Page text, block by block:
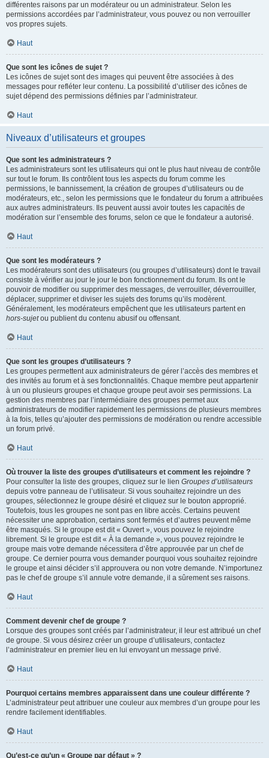
différentes raisons par un modérateur ou un administrateur. Selon les
permissions accordées par l’administrateur, vous pouvez ou non verrouiller
vos propres sujets.
Haut
Que sont les icônes de sujet ?
Les icônes de sujet sont des images qui peuvent être associées à des
messages pour refléter leur contenu. La possibilité d’utiliser des icônes de
sujet dépend des permissions définies par l’administrateur.
Haut
Niveaux d’utilisateurs et groupes
Que sont les administrateurs ?
Les administrateurs sont les utilisateurs qui ont le plus haut niveau de contrôle
sur tout le forum. Ils contrôlent tous les aspects du forum comme les
permissions, le bannissement, la création de groupes d’utilisateurs ou de
modérateurs, etc., selon les permissions que le fondateur du forum a attribuées
aux autres administrateurs. Ils peuvent aussi avoir toutes les capacités de
modération sur l’ensemble des forums, selon ce que le fondateur a autorisé.
Haut
Que sont les modérateurs ?
Les modérateurs sont des utilisateurs (ou groupes d’utilisateurs) dont le travail
consiste à vérifier au jour le jour le bon fonctionnement du forum. Ils ont le
pouvoir de modifier ou supprimer des messages, de verrouiller, déverrouiller,
déplacer, supprimer et diviser les sujets des forums qu’ils modèrent.
Généralement, les modérateurs empêchent que les utilisateurs partent en
hors-sujetou publient du contenu abusif ou offensant.
Haut
Que sont les groupes d’utilisateurs ?
Les groupes permettent aux administrateurs de gérer l’accès des membres et
des invités au forum et à ses fonctionnalités. Chaque membre peut appartenir
à un ou plusieurs groupes et chaque groupe peut avoir ses permissions. La
gestion des membres par l’intermédiaire des groupes permet aux
administrateurs de modifier rapidement les permissions de plusieurs membres
à la fois, telles qu’ajouter des permissions de modération ou rendre accessible
un forum privé.
Haut
Où trouver la liste des groupes d’utilisateurs et comment les rejoindre ?
Pour consulter la liste des groupes, cliquez sur le lien Groupes d’utilisateurs
depuis votre panneau de l’utilisateur. Si vous souhaitez rejoindre un des
groupes, sélectionnez le groupe désiré et cliquez sur le bouton approprié.
Toutefois, tous les groupes ne sont pas en libre accès. Certains peuvent
nécessiter une approbation, certains sont fermés et d’autres peuvent même
être masqués. Si le groupe est dit « Ouvert », vous pouvez le rejoindre
librement. Si le groupe est dit « À la demande », vous pouvez rejoindre le
groupe mais votre demande nécessitera d’être approuvée par un chef de
groupe. Ce dernier pourra vous demander pourquoi vous souhaitez rejoindre
le groupe et ainsi décider s’il approuvera ou non votre demande. N’importunez
pas le chef de groupe s’il annule votre demande, il a sûrement ses raisons.
Haut
Comment devenir chef de groupe ?
Lorsque des groupes sont créés par l’administrateur, il leur est attribué un chef
de groupe. Si vous désirez créer un groupe d’utilisateurs, contactez
l’administrateur en premier lieu en lui envoyant un message privé.
Haut
Pourquoi certains membres apparaissent dans une couleur différente ?
L’administrateur peut attribuer une couleur aux membres d’un groupe pour les
rendre facilement identifiables.
Haut
Qu’est-ce qu’un « Groupe par défaut » ?